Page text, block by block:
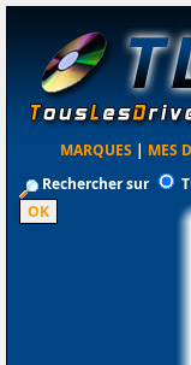
MARQUES | MES
Rechercher sur